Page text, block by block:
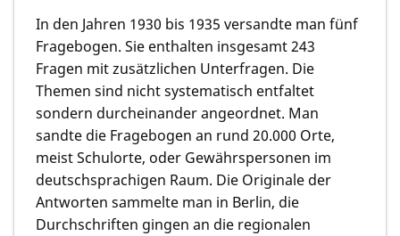
In den Jahren 1930 bis 1935 versandte man fünf
Fragebogen. Sie enthalten insgesamt 243
Fragen mit zusätzlichen Unterfragen. Die
Themen sind nicht systematisch entfaltet
sondern durcheinander angeordnet. Man
sandte die Fragebogen an rund 20.000 Orte,
meist Schulorte, oder Gewährspersonen im
deutschsprachigen Raum. Die Originale der
Antworten sammelte man in Berlin, die
Durchschriften gingen an die regionalen